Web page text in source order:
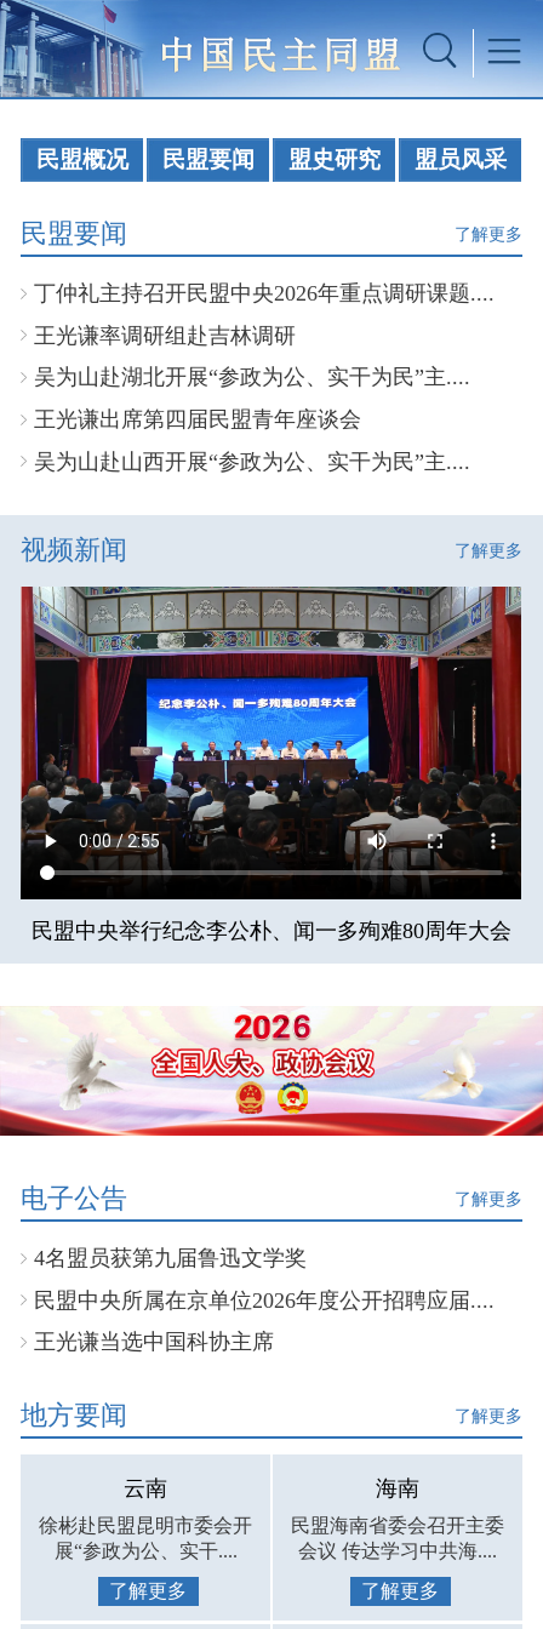
民盟概况 民盟要闻 盟史研究 盟员风采
民盟要闻 了解更多
丁仲礼主持召开民盟中央2026年重点调研课题....
王光谦率调研组赴吉林调研
吴为山赴湖北开展“参政为公、实干为民”主....
王光谦出席第四届民盟青年座谈会
吴为山赴山西开展“参政为公、实干为民”主....
视频新闻 了解更多
民盟中央举行纪念李公朴、闻一多殉难80周年大会
电子公告 了解更多
4名盟员获第九届鲁迅文学奖
民盟中央所属在京单位2026年度公开招聘应届....
王光谦当选中国科协主席
地方要闻 了解更多
云南
徐彬赴民盟昆明市委会开
展“参政为公、实干....
了解更多
海南
民盟海南省委会召开主委
会议 传达学习中共海....
了解更多